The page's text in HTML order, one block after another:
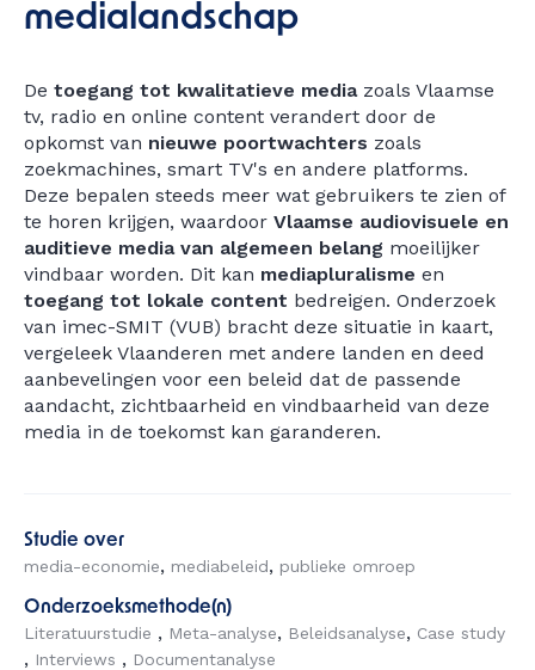
medialandschap
De toegang tot kwalitatieve mediazoals Vlaamse
tv, radio en online content verandert door de
opkomst van nieuwe poortwachters zoals
zoekmachines, smart TV's en andere platforms.
Deze bepalen steeds meer wat gebruikers te zien of
te horen krijgen, waardoor Vlaamse audiovisuele en
auditieve media van algemeen belang moeilijker
vindbaar worden. Dit kan mediapluralisme en
toegang tot lokale content bedreigen. Onderzoek
van imec-SMIT (VUB) bracht deze situatie in kaart,
vergeleek Vlaanderen met andere landen en deed
aanbevelingen voor een beleid dat de passende
aandacht, zichtbaarheid en vindbaarheid van deze
media in de toekomst kan garanderen.
Studie over
media-economie
mediabeleid publieke omroep
Onderzoeksmethode(n)
Literatuurstudie
Meta-analyse Beleidsanalyse
Case study
Interviews
Documentanalyse